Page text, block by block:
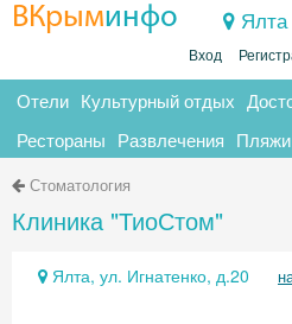
ВКрыминфо Ялта
Вход
Отели Культурный отдых
Рестораны Развлечения Пляжи
Стоматология
Клиника "ТиоСтом"
Ялта, ул. Игнатенко, д.20